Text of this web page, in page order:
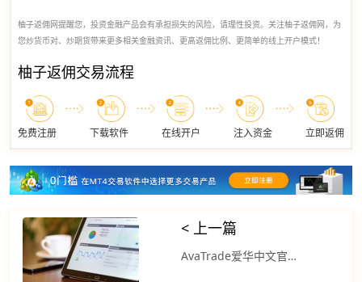
柚子返佣网提醒您，投资金融产品会有承担损失的风险，请理性投资。关注柚子返佣网，为
您炒货币对、炒期货带来更多相关金融资讯、更高返佣比例、更简单的线上开户模式！
柚子返佣交易流程
免费注册 下载软件 在线开户 注入资金 立即返佣
< 上一篇
AvaTrade爱华中文官网：美股三大指数涨跌不一标普500指数涨0.21%